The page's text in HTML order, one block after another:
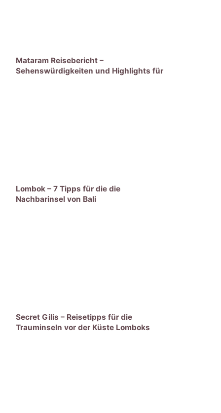
Mataram Reisebericht –
Sehenswürdigkeiten und Highlights für
Lombok – 7 Tipps für die die
Nachbarinsel von Bali
Secret Gilis – Reisetipps für die
Trauminseln vor der Küste Lomboks